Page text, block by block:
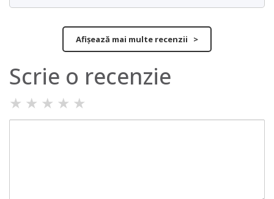
Afișează mai multe recenzii >
Scrie o recenzie
★ ★ ★ ★ ★